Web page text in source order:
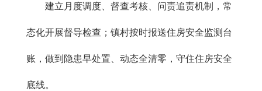
建立月度调度、督查考核、问责追责机制，常
态化开展督导检查；镇村按时报送住房安全监测台
账，做到隐患早处置、动态全清零，守住住房安全
底线。